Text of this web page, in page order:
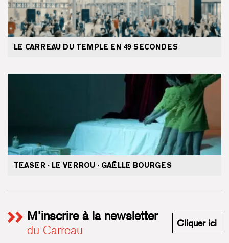
LE CARREAU DU TEMPLE EN 49 SECONDES
TEASER · LE VERROU · GAËLLE BOURGES
M'inscrire à la newsletter
du Carreau
Cliquer ici